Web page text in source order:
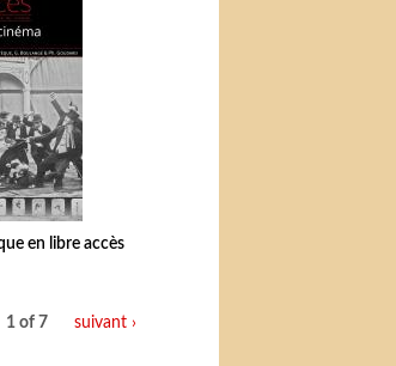
en libre accès
1 of 7
suivant ›